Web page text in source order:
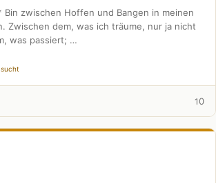
Bin zwischen Hoffen und Bangen in meinen
Zwischen dem, was ich träume, nur ja nicht
was passiert; …
10